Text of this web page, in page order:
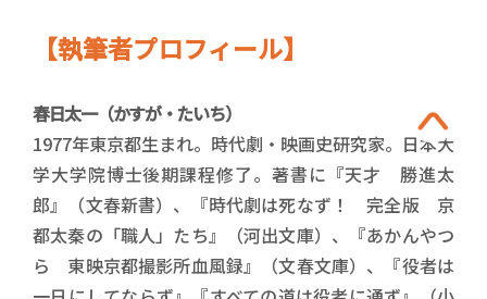
【執筆者プロフィール】
春日太一（かすが・たいち）
1977年東京都生まれ。時代劇・映画史研究家。日本大
学大学院博士後期課程修了。著書に『天才 勝進太
郎』（文春新書）、『時代劇は死なず！ 完全版 京
都太秦の「職人」たち』（河出文庫）、『あかんやつ
ら 東映京都撮影所血風録』（文春文庫）、『役者は